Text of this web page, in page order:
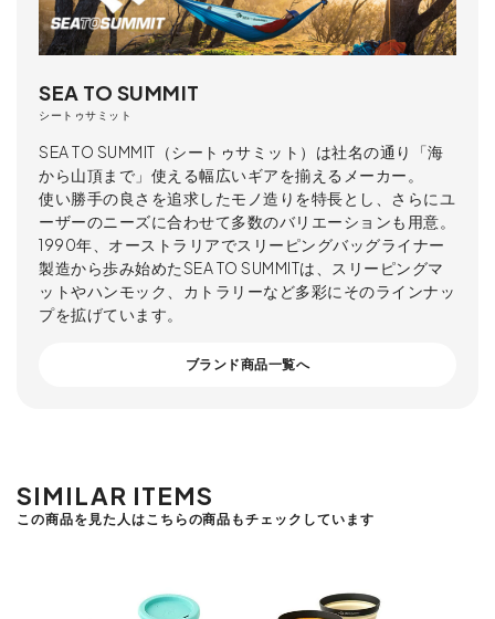
SEA TO SUMMIT
シートゥサミット
SEA TO SUMMIT（シートゥサミット）は社名の通り「海
から山頂まで」使える幅広いギアを揃えるメーカー。
使い勝手の良さを追求したモノ造りを特長とし、さらにユ
ーザーのニーズに合わせて多数のバリエーションも用意。
1990年、オーストラリアでスリーピングバッグライナー
製造から歩み始めたSEA TO SUMMITは、スリーピングマ
ットやハンモック、カトラリーなど多彩にそのラインナッ
プを拡げています。
ブランド商品一覧へ
SIMILAR ITEMS
この商品を見た人はこちらの商品もチェックしています